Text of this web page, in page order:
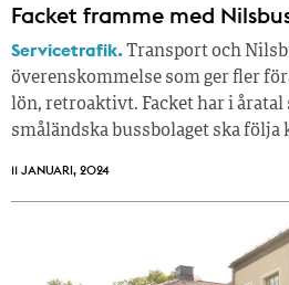
Facket framme med
Servicetrafik.Transport och
överenskommelse som ger fler
lön, retroaktivt. Facket har i
småländska bussbolaget ska
11 JANUARI, 2024